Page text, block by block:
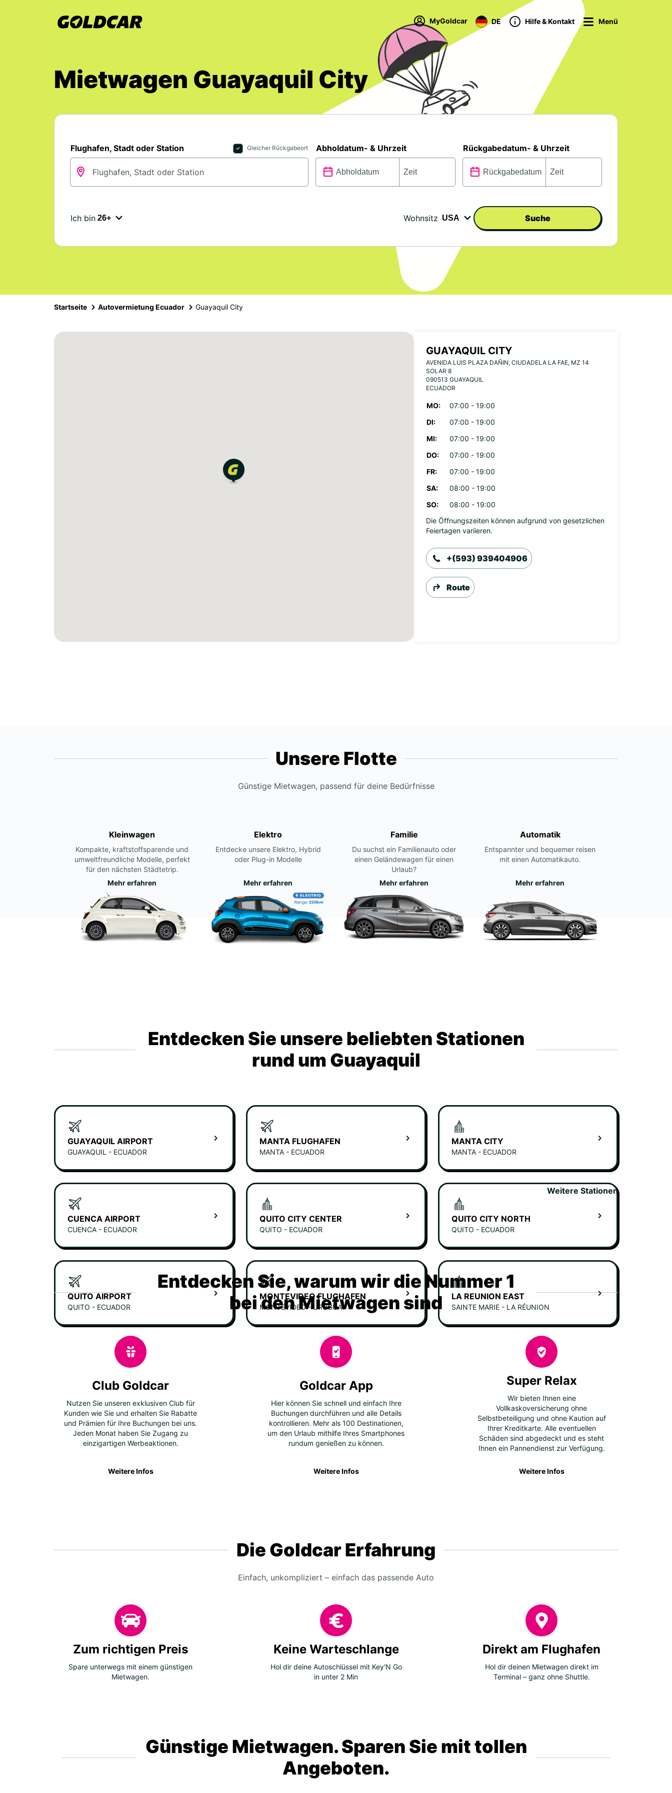
MyGoldcar DE Hilfe & Kontakt Menü
Mietwagen Guayaquil City
Flughafen, Stadt oder Station Gleicher Rückgabeort Abholdatum- & Uhrzeit Rückgabedatum- & Uhrzeit
Ich bin Wohnsitz Suche
Startseite Autovermietung Ecuador Guayaquil City
GUAYAQUIL CITY
AVENIDA LUIS PLAZA DAÑIN, CIUDADELA LA FAE, MZ 14
SOLAR 8
090513 GUAYAQUIL
ECUADOR
MO:
07:00 - 19:00
DI:
07:00 - 19:00
MI:
07:00 - 19:00
DO:
07:00 - 19:00
FR:
07:00 - 19:00
SA:
08:00 - 19:00
SO:
08:00 - 19:00
Die Öffnungszeiten können aufgrund von gesetzlichen
Feiertagen variieren.
+(593) 939404906
Route
Unsere Flotte
Günstige Mietwagen, passend für deine Bedürfnisse
Kleinwagen
Kompakte, kraftstoffsparende und
umweltfreundliche Modelle, perfekt
für den nächsten Städtetrip.
Mehr erfahren
Elektro
Entdecke unsere Elektro, Hybrid
oder Plug-in Modelle
Mehr erfahren
Familie
Du suchst ein Familienauto oder
einen Geländewagen für einen
Urlaub?
Mehr erfahren
Automatik
Entspannter und bequemer reisen
mit einen Automatikauto.
Mehr erfahren
Entdecken Sie unsere beliebten Stationen
rund um Guayaquil
GUAYAQUIL AIRPORT
GUAYAQUIL - ECUADOR
MANTA FLUGHAFEN
MANTA - ECUADOR
MANTA CITY
MANTA - ECUADOR
CUENCA AIRPORT
CUENCA - ECUADOR
QUITO CITY CENTER
QUITO - ECUADOR
QUITO CITY NORTH
QUITO - ECUADOR
QUITO AIRPORT
QUITO - ECUADOR
MONTEVIDEO FLUGHAFEN
MONTEVIDEO - URUGUAY
LA REUNION EAST
SAINTE MARIE - LA RÉUNION
Weitere Stationen
Entdecken Sie, warum wir die Nummer 1
bei den Mietwagen sind
Club Goldcar
Nutzen Sie unseren exklusiven Club für
Kunden wie Sie und erhalten Sie Rabatte
und Prämien für Ihre Buchungen bei uns.
Jeden Monat haben Sie Zugang zu
einzigartigen Werbeaktionen.
Weitere Infos
Goldcar App
Hier können Sie schnell und einfach Ihre
Buchungen durchführen und alle Details
kontrollieren. Mehr als 100 Destinationen,
um den Urlaub mithilfe Ihres Smartphones
rundum genießen zu können.
Weitere Infos
Super Relax
Wir bieten Ihnen eine
Vollkaskoversicherung ohne
Selbstbeteiligung und ohne Kaution auf
Ihrer Kreditkarte. Alle eventuellen
Schäden sind abgedeckt und es steht
Ihnen ein Pannendienst zur Verfügung.
Weitere Infos
Die Goldcar Erfahrung
Einfach, unkompliziert – einfach das passende Auto
Zum richtigen Preis
Spare unterwegs mit einem günstigen
Mietwagen.
Keine Warteschlange
Hol dir deine Autoschlüssel mit Key'N Go
in unter 2 Min
Direkt am Flughafen
Hol dir deinen Mietwagen direkt im
Terminal – ganz ohne Shuttle.
Günstige Mietwagen. Sparen Sie mit tollen
Angeboten.